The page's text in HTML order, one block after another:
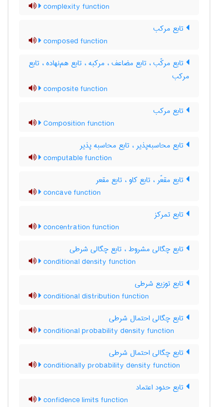
complexity function
تابع مرکب
composed function
تابع مرکّب ، تابع مضاعف ، مرکبه ، تابع هم‌نهاده ، تابع
مرکب
composite function
تابع مرکب
Composition function
تابع محاسبه‌پذیر ، تابع محاسبه پذیر
computable function
تابع مقعّر ، تابع کاو ، تابع مقعر
concave function
تابع تمرکز
concentration function
تابع چگالی مشروط ، تابع چگالی شرطی
conditional density function
تابع توزیع شرطی
conditional distribution function
تابع چگالی احتمال شرطی
conditional probability density function
تابع چگالی احتمال شرطی
conditionally probability density function
تابع حدود اعتماد
confidence limits function